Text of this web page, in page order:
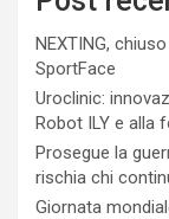
NEXTING,
SportFace
Uroclinic:
Robot ILY e alla
Prosegue la
rischia chi
Giornata